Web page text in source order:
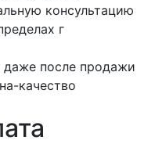
консультацию
г
даже после продажи
качество